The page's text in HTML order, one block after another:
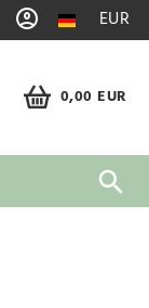
EUR
0,00 EUR